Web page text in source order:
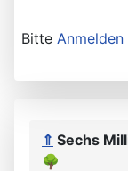
Bitte Anmelden
⇑ Sechs
🌳